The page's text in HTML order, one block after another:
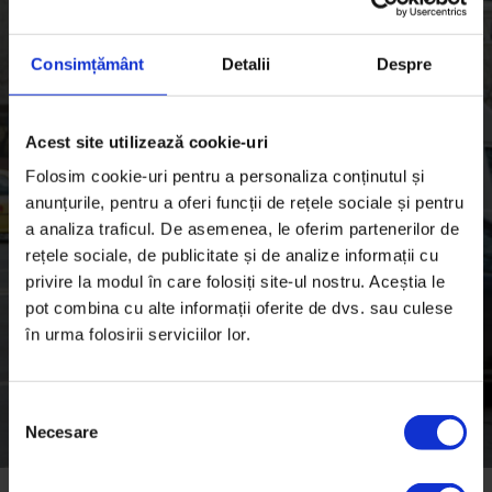
Consimțământ Detalii Despre
Acest site utilizează cookie-uri
Folosim cookie-uri pentru a personaliza conținutul și
anunțurile, pentru a oferi funcții de rețele sociale și pentru
a analiza traficul. De asemenea, le oferim partenerilor de
rețele sociale, de publicitate și de analize informații cu
privire la modul în care folosiți site-ul nostru. Aceștia le
pot combina cu alte informații oferite de dvs. sau culese
în urma folosirii serviciilor lor.
Necesare